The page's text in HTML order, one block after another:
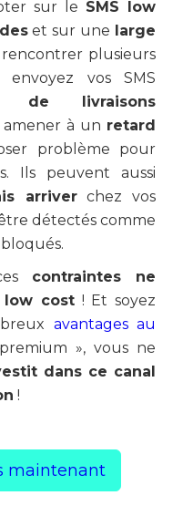
sur le SMS low
et sur une large
plusieurs
vos SMS
de livraisons
à un retard
problème pour
Ils peuvent aussi
arriverchez vos
détectés comme
contraintes ne
low cost! Et soyez
avantages au
», vous ne
dans ce canal
!
maintenant